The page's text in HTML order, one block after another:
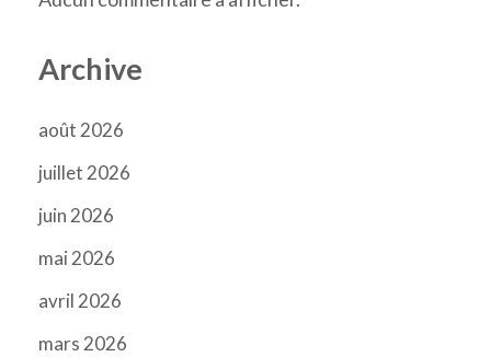
Archive
août 2026
juillet 2026
juin 2026
mai 2026
avril 2026
mars 2026